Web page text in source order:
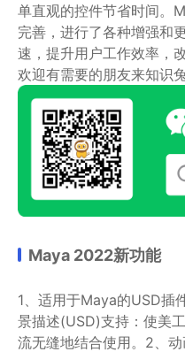
单直观的控件节省时间。
完善，进行了各种增强和
速，提升用户工作效率，
欢迎有需要的朋友来知识
Maya 2022新功能
1、适用于Maya的USD插
景描述(USD)支持：使美
流无缝地结合使用。2、